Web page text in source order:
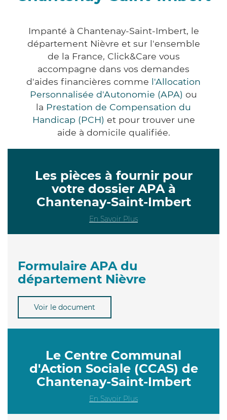
Impanté à Chantenay-Saint-Imbert, le
département Nièvre et sur l'ensemble
de la France, Click&Care vous
accompagne dans vos demandes
d'aides financières comme l'Allocation
Personnalisée d'Autonomie (APA) ou
la Prestation de Compensation du
Handicap (PCH) et pour trouver une
aide à domicile qualifiée.
Les pièces à fournir pour
votre dossier APA à
Chantenay-Saint-Imbert
En Savoir Plus
Formulaire APA du
département Nièvre
Voir le document
Le Centre Communal
d'Action Sociale (CCAS) de
Chantenay-Saint-Imbert
En Savoir Plus